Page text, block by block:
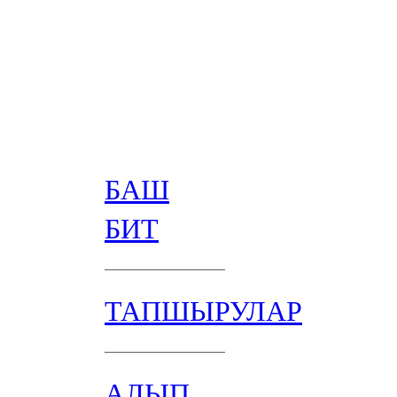
БАШ
БИТ
ТАПШЫРУЛАР